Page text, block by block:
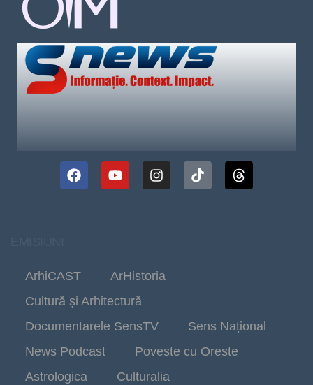
ArhiCAST
ArHistoria
Cultură și Arhitectură
Documentarele SensTV
Sens Național
News Podcast
Poveste cu Oreste
Astrologica
Culturalia